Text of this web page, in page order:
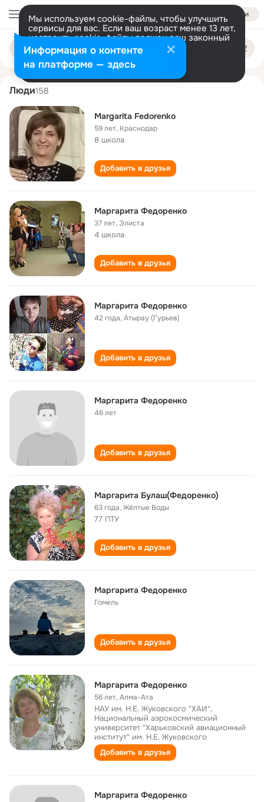
Войти
Мы используем cookie-файлы, чтобы улучшить
сервисы для вас. Если ваш возраст менее 13 лет,
настроить cookie-файлы должен ваш законный
представитель. Больше информации
Разрешить все Настроить
Поиск
людям
margarita fedorenko
Люди158
Margarita Fedorenko
59 лет, Краснодар
8 школа
Добавить в друзья
Маргарита Федоренко
37 лет, Элиста
4 школа
Добавить в друзья
Маргарита Федоренко
42 года,Атырау (Гурьев)
Добавить в друзья
Маргарита Федоренко
46 лет
Добавить в друзья
Маргарита Булаш(Федоренко)
63 года,Жёлтые Воды
77 ПТУ
Добавить в друзья
Маргарита Федоренко
Гомель
Добавить в друзья
Маргарита Федоренко
56 лет,Алма-Ата
НАУ им. Н.Е. Жуковского "ХАИ",
Национальный аэрокосмический
университет "Харьковский авиационный
институт" им. Н.Е. Жуковского
Добавить в друзья
Маргарита Федоренко
Информация о контенте
на платформе — здесь